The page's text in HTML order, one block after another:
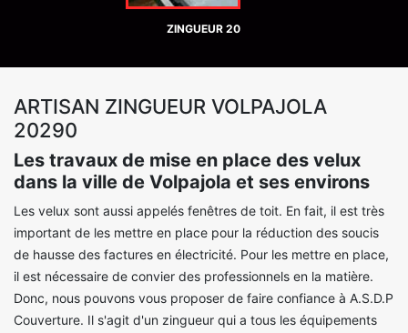
ZINGUEUR 20
ARTISAN ZINGUEUR VOLPAJOLA
20290
Les travaux de mise en place des velux
dans la ville de Volpajola et ses environs
Les velux sont aussi appelés fenêtres de toit. En fait, il est très
important de les mettre en place pour la réduction des soucis
de hausse des factures en électricité. Pour les mettre en place,
il est nécessaire de convier des professionnels en la matière.
Donc, nous pouvons vous proposer de faire confiance à A.S.D.P
Couverture. Il s'agit d'un zingueur qui a tous les équipements